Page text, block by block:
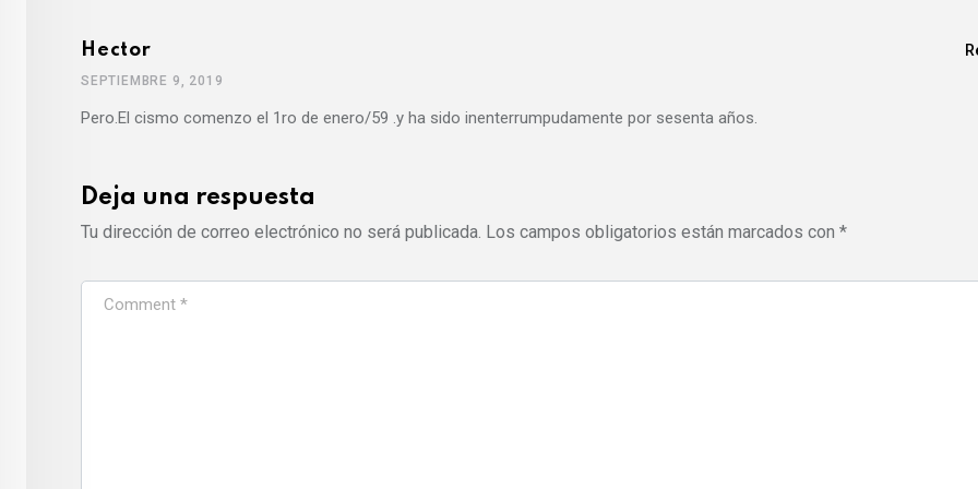
Hector
SEPTIEMBRE 9, 2019
Pero.El cismo comenzo el 1ro de enero/59 .y ha sido inenterrumpudamente por sesenta años.
Deja una respuesta
Tu dirección de correo electrónico no será publicada. Los campos obligatorios están marcados con *